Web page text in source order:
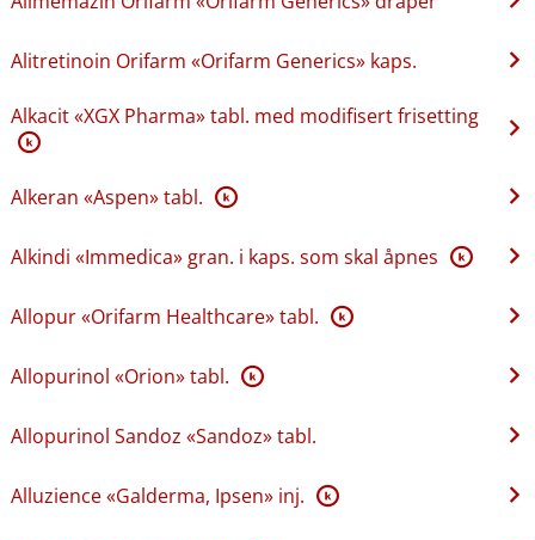
Alitretinoin Orifarm «Orifarm Generics» kaps.
Alkacit «XGX Pharma» tabl. med modifisert frisetting
K
Alkeran «Aspen» tabl. K
Alkindi «Immedica» gran. i kaps. som skal åpnes K
Allopur «Orifarm Healthcare» tabl. K
Allopurinol «Orion» tabl. K
Allopurinol Sandoz «Sandoz» tabl.
Alluzience «Galderma, Ipsen» inj. K